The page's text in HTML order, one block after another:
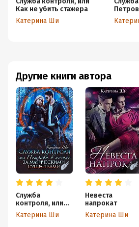
Другие книги автора
Служба
контроля, или
Петрова в
погоне за
Катерина Ши
Невеста
напрокат
Катерина Ши
Как не убить стажера
Катерина Ши
место!